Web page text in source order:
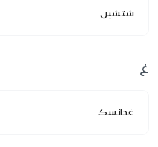
شتشين
غ
غدانسك